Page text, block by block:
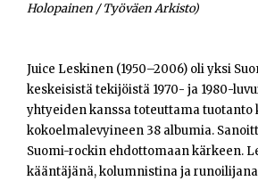
Holopainen / Työväen Arkisto)
Juice Leskinen (1950–2006) oli yksi
keskeisistä tekijöistä 1970- ja 1980-
yhtyeiden kanssa toteuttama tuotanto
kokoelmalevyineen 38 albumia.
Suomi-rockin ehdottomaan kärkeen.
kääntäjänä, kolumnistina ja